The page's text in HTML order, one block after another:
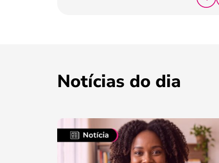
Notícias do dia